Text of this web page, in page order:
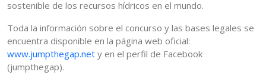
sostenible de los recursos hídricos en el mundo.
Toda la información sobre el concurso y las bases legales se
encuentra disponible en la página web oficial:
www.jumpthegap.net y en el perfil de Facebook
(jumpthegap).